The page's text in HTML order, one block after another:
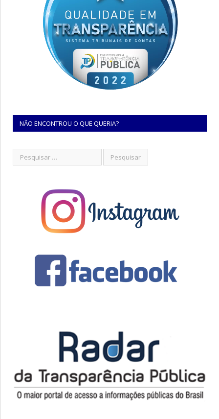
NÃO ENCONTROU O QUE QUERIA?